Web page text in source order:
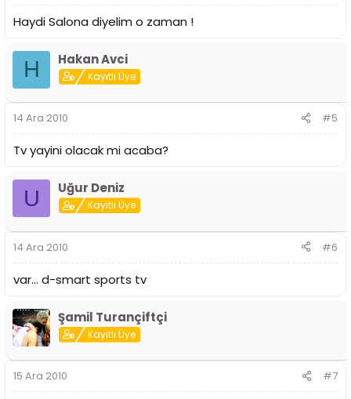
Haydi Salona diyelim o zaman !
H Hakan Avci
Kayıtlı Üye
14 Ara 2010 #5
Tv yayini olacak mi acaba?
U Uğur Deniz
Kayıtlı Üye
14 Ara 2010 #6
var... d-smart sports tv
Şamil Turançiftçi
Kayıtlı Üye
15 Ara 2010 #7